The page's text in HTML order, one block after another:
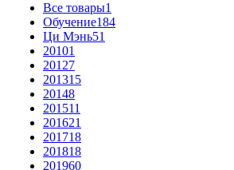
Все товары1
Обучение184
Ци Мэнь51
20101
20127
201315
20148
201511
201621
201718
201818
201960